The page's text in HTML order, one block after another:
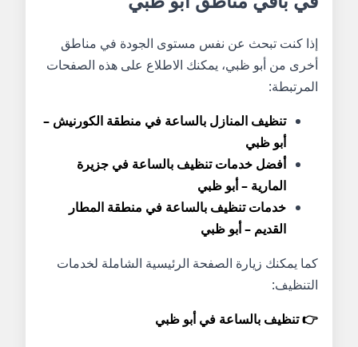
إذا كنت تبحث عن نفس مستوى الجودة في مناطق
أخرى من أبو ظبي، يمكنك الاطلاع على هذه الصفحات
المرتبطة:
تنظيف المنازل بالساعة في منطقة الكورنيش –
أبو ظبي
أفضل خدمات تنظيف بالساعة في جزيرة
المارية – أبو ظبي
خدمات تنظيف بالساعة في منطقة المطار
القديم – أبو ظبي
كما يمكنك زيارة الصفحة الرئيسية الشاملة لخدمات
التنظيف:
👉تنظيف بالساعة في أبو ظبي